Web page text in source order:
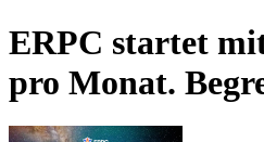
ERPC startet
pro Monat.